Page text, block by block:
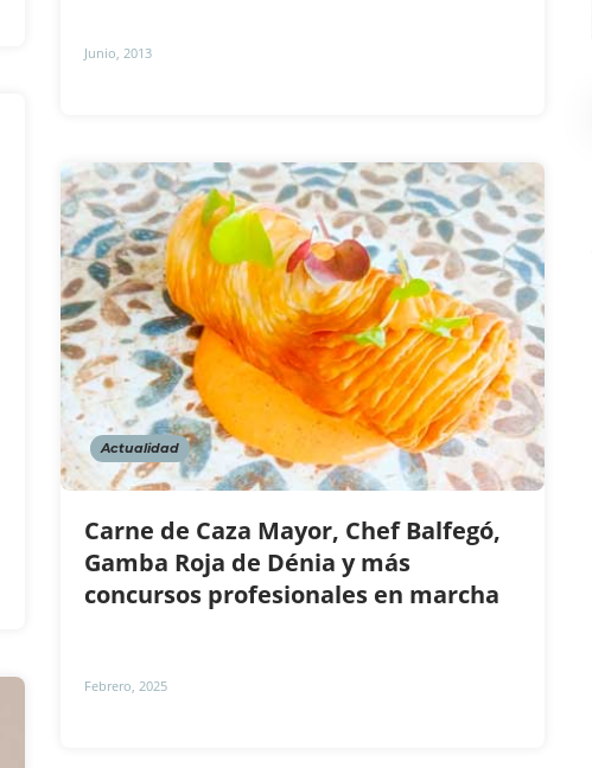
Junio, 2013
Actualidad
Carne de Caza Mayor, Chef Balfegó,
Gamba Roja de Dénia y más
concursos profesionales en marcha
Febrero, 2025